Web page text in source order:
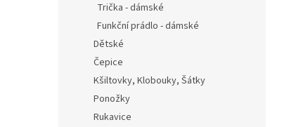
Trička - dámské
Funkční prádlo - dámské
Dětské
Čepice
Kšiltovky, Klobouky, Šátky
Ponožky
Rukavice